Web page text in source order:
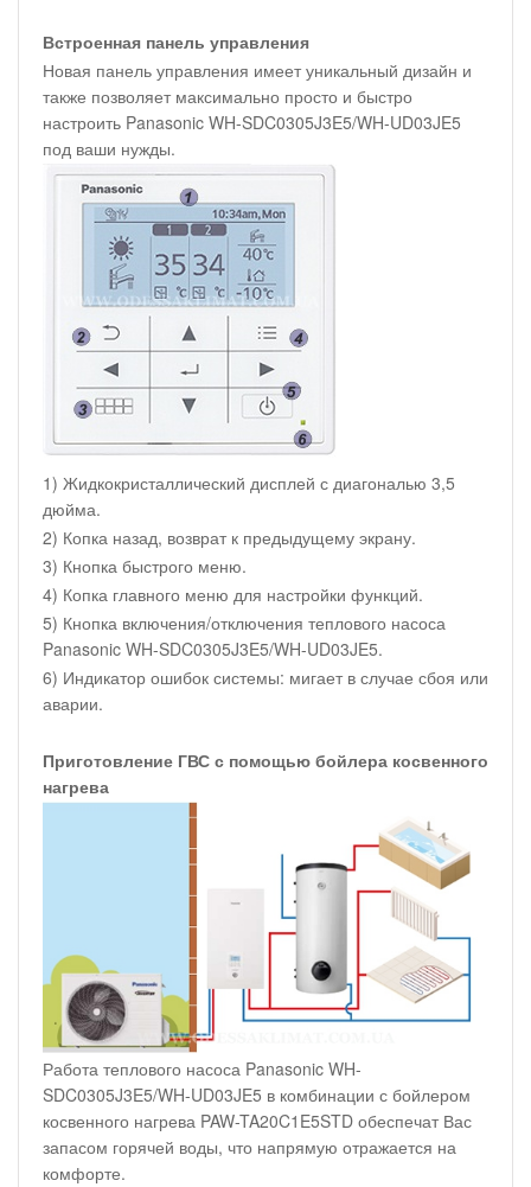
Встроенная панель управления
Новая панель управления имеет уникальный дизайн и
также позволяет максимально просто и быстро
настроить Panasonic WH-SDC0305J3E5/WH-UD03JE5
под ваши нужды.
1) Жидкокристаллический дисплей с диагональю 3,5
дюйма.
2) Копка назад, возврат к предыдущему экрану.
3) Кнопка быстрого меню.
4) Копка главного меню для настройки функций.
5) Кнопка включения/отключения теплового насоса
Panasonic WH-SDC0305J3E5/WH-UD03JE5.
6) Индикатор ошибок системы: мигает в случае сбоя или
аварии.
Приготовление ГВС с помощью бойлера косвенного
нагрева
Работа теплового насоса Panasonic WH-
SDC0305J3E5/WH-UD03JE5 в комбинации с бойлером
косвенного нагрева PAW-TA20C1E5STD обеспечат Вас
запасом горячей воды, что напрямую отражается на
комфорте.